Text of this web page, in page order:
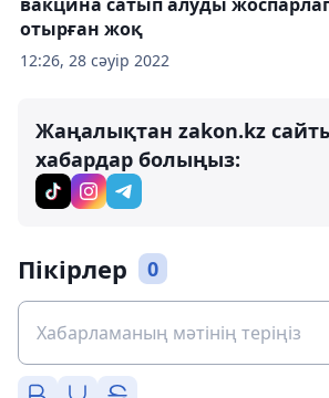
12:26, 28 сәуір 2022
отырған жоқ
Жаңалықтан zakon.kz
хабардар болыңыз:
Пікірлер 0